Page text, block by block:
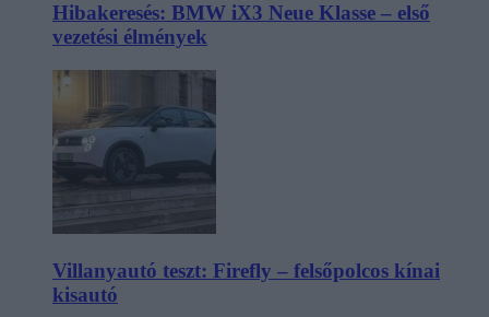
Hibakeresés: BMW iX3 Neue Klasse – első
vezetési élmények
Villanyautó teszt: Firefly – felsőpolcos kínai
kisautó